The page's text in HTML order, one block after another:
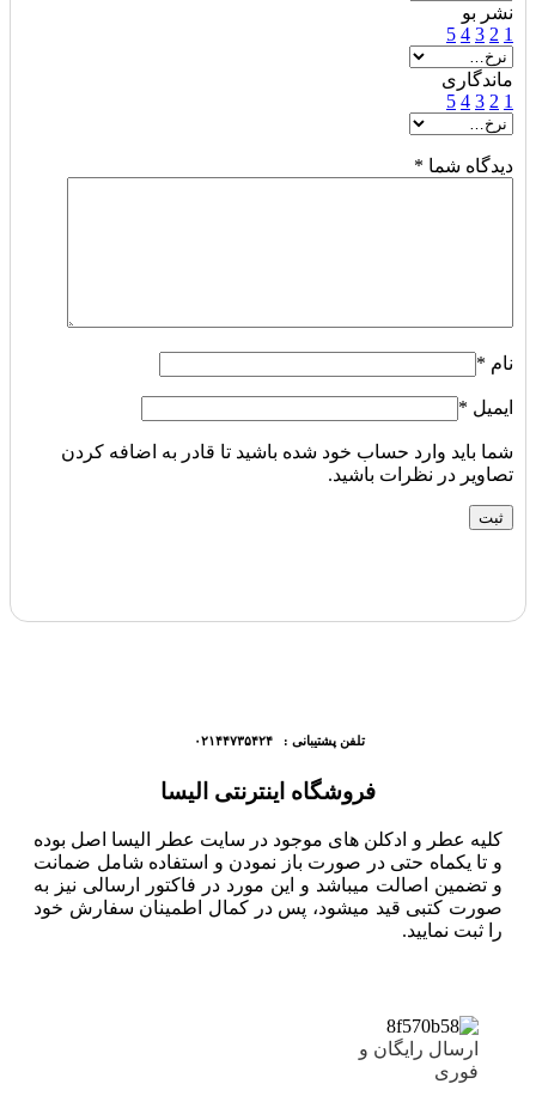
نشر بو
1
2
3
4
5
ماندگاری
1
2
3
4
5
دیدگاه شما *
نام *
ایمیل *
شما باید وارد حساب خود شده باشید تا قادر به اضافه کردن
تصاویر در نظرات باشید.
تلفن پشتیبانی : ۰۲۱۴۴۷۳۵۴۲۴
فروشگاه اینترنتی الیسا
کلیه عطر و ادکلن های موجود در سایت عطر الیسا اصل بوده
و تا یکماه حتی در صورت باز نمودن و استفاده شامل ضمانت
و تضمین اصالت میباشد و این مورد در فاکتور ارسالی نیز به
صورت کتبی قید میشود، پس در کمال اطمینان سفارش خود
را ثبت نمایید.
ارسال رایگان و
فوری